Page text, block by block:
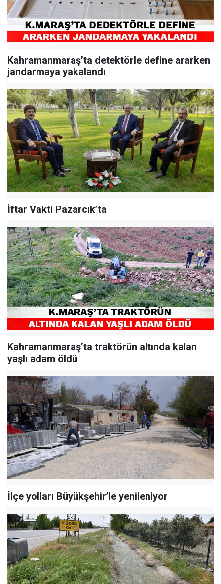
Kahramanmaraş’ta detektörle define ararken
jandarmaya yakalandı
İftar Vakti Pazarcık’ta
Kahramanmaraş’ta traktörün altında kalan
yaşlı adam öldü
İlçe yolları Büyükşehir’le yenileniyor